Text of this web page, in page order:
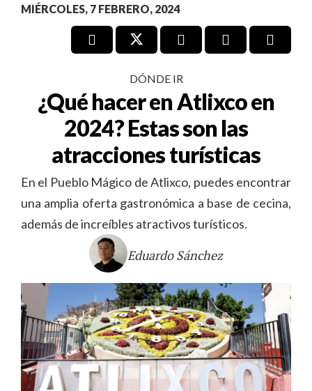
MIÉRCOLES, 7 FEBRERO, 2024
DÓNDE IR
¿Qué hacer en Atlixco en
2024? Estas son las
atracciones turísticas
En el Pueblo Mágico de Atlixco, puedes encontrar
una amplia oferta gastronómica a base de cecina,
además de increíbles atractivos turísticos.
Eduardo Sánchez